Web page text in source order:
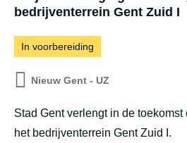
h
n
g
bedrijventerrein Gent Zuid I
In voorbereiding
Nieuw Gent - UZ
Stad Gent verlengt in de
het bedrijventerrein Gent Zuid I.